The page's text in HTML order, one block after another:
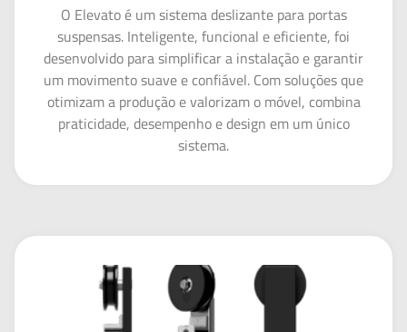
O Elevato é um sistema deslizante para portas
suspensas. Inteligente, funcional e eficiente, foi
desenvolvido para simplificar a instalação e garantir
um movimento suave e confiável. Com soluções que
otimizam a produção e valorizam o móvel, combina
praticidade, desempenho e design em um único
sistema.